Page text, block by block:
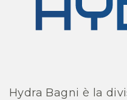
Hydra Bagni è la